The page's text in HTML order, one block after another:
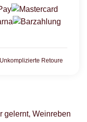
Unkomplizierte Retoure
gelernt, Weinreben